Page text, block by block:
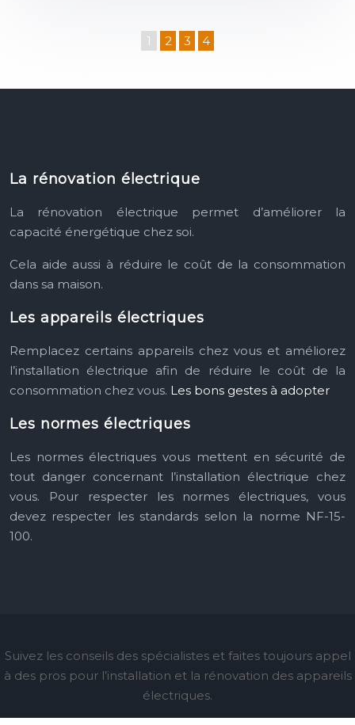
1 2 3 4
La rénovation électrique
La rénovation électrique permet d’améliorer la
capacité énergétique chez soi.
Cela aide aussi à réduire le coût de la consommation
dans sa maison.
Les appareils électriques
Remplacez certains appareils chez vous et améliorez
l’installation électrique afin de réduire le coût de la
consommation chez vous. Les bons gestes à adopter
Les normes électriques
Les normes électriques vous mettent en sécurité de
tout danger concernant l’installation électrique chez
vous. Pour respecter les normes électriques, vous
devez respecter les standards selon la norme NF-15-
100.
Suivez les conseils des spécialistes et faites toujours appel
à des pros pour l’installation et la rénovation des appareils
électriques.